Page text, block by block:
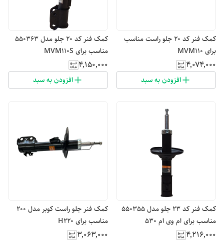
کمک فنر کد ۲۰ جلو راست مناسب
برای MVM110
۴٬۰۷۴٬۰۰۰
افزودن به سبد
کمک فنر کد ۲۰ جلو مدل 550363
مناسب برای MVM110S
۴٬۱۵۰٬۰۰۰
افزودن به سبد
کمک فنر کد ۲۳ جلو مدل 550355
مناسب برای ام وی ام 530
۴٬۲۱۶٬۰۰۰
کمک فنر جلو راست کوبر مدل 200
مناسب برای H220
۳٬۰۶۳٬۰۰۰